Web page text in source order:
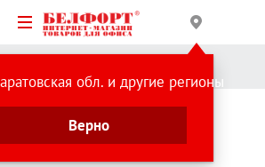
обл. и другие регионы
Верно
Главная страница
Каталог